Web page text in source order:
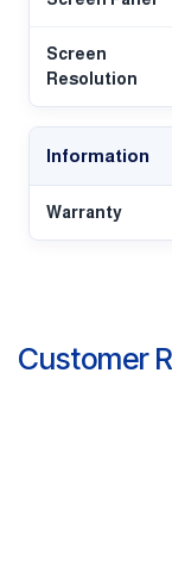
Screen
Resolution
Information
Warranty
Customer